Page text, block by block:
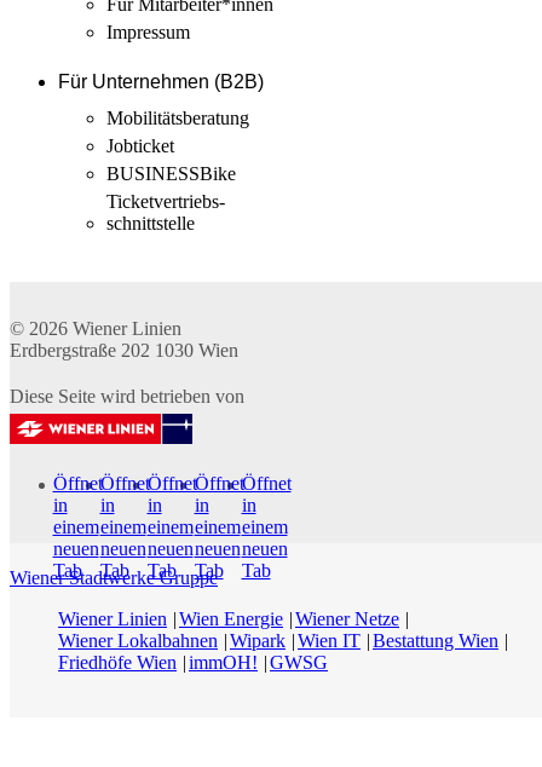
Für Mitarbeiter­*innen
Impressum
Für Unternehmen (B2B)
Mobilitäts­beratung
Jobticket
BUSINESSBike
Ticketvertriebs­
schnittstelle
© 2026 Wiener Linien
Erdbergstraße 202 1030 Wien
Diese Seite wird betrieben von
Öffnet
in
einem
neuen
Tab
Öffnet
in
einem
neuen
Tab
Öffnet
in
einem
neuen
Tab
Öffnet
in
einem
neuen
Tab
Öffnet
in
einem
neuen
Tab
Wiener Stadtwerke Gruppe
Wiener Linien
Wien Energie Wiener Netze
Wiener Lokalbahnen
Wipark Wien IT Bestattung Wien
Friedhöfe Wien
immOH! GWSG